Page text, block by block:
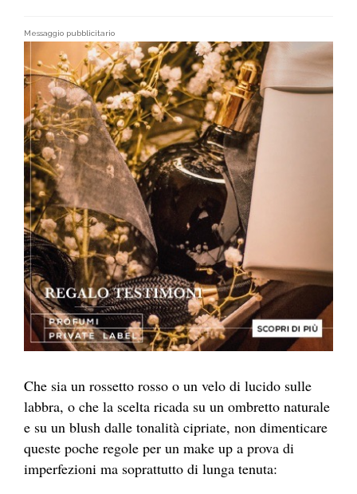
Messaggio pubblicitario
Che sia un rossetto rosso o un velo di lucido sulle
labbra, o che la scelta ricada su un ombretto naturale
e su un blush dalle tonalità cipriate, non dimenticare
queste poche regole per un make up a prova di
imperfezioni ma soprattutto di lunga tenuta: